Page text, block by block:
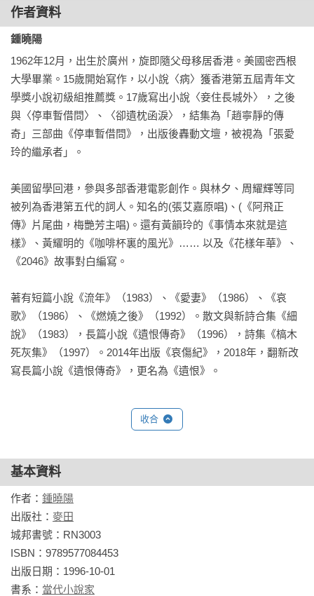
作者資料
鍾曉陽
1962年12月，出生於廣州，旋即隨父母移居香港。美國密西根
大學畢業。15歲開始寫作，以小說〈病〉獲香港第五屆青年文
學獎小說初級組推薦獎。17歲寫出小說〈妾住長城外〉，之後
與〈停車暫借問〉、〈卻遺枕函淚〉，結集為「趙寧靜的傳
奇」三部曲《停車暫借問》，出版後轟動文壇，被視為「張愛
玲的繼承者」。
美國留學回港，參與多部香港電影創作。與林夕、周耀輝等同
被列為香港第五代的詞人。知名的(張艾嘉原唱)、(《阿飛正
傳》片尾曲，梅艷芳主唱)。還有黃韻玲的《事情本來就是這
樣》、黃耀明的《咖啡杯裏的風光》…… 以及《花樣年華》、
《2046》故事對白編寫。
著有短篇小說《流年》（1983）、《愛妻》（1986）、《哀
歌》（1986）、《燃燒之後》（1992）。散文與新詩合集《細
說》（1983），長篇小說《遺恨傳奇》（1996），詩集《槁木
死灰集》（1997）。2014年出版《哀傷紀》，2018年，翻新改
寫長篇小說《遺恨傳奇》，更名為《遺恨》。
收合
基本資料
作者： 鍾曉陽
出版社： 麥田
城邦書號：RN3003
ISBN：9789577084453
出版日期：1996-10-01
書系： 當代小說家